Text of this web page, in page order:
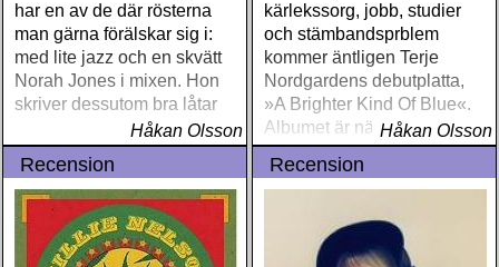
har en av de där rösterna
man gärna förälskar sig i:
med lite jazz och en skvätt
Norah Jones i mixen. Hon
skriver dessutom bra låtar
Håkan Olsson
kärlekssorg, jobb, studier
och stämbandsprblem
kommer äntligen Terje
Nordgardens debutplatta,
»A Brighter Kind Of Blue«.
Albumet är nära, enkelt och
ärligt och handlar om
upplevelser och historier
Håkan Olsson
Recension Recension